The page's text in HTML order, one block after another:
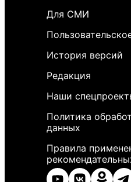
Для СМИ
История версий
Редакция
Наши
Политика
данных
Правила